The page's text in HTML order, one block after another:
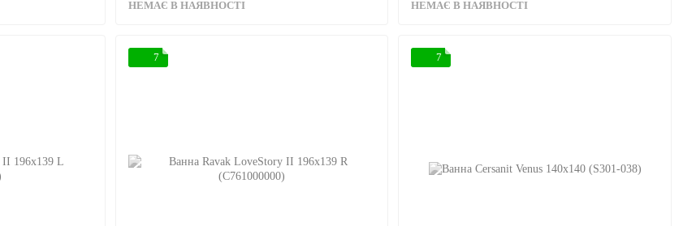
НЕМАЄ В НАЯВНОСТІ НЕМАЄ В НАЯВНОСТІ
7 7